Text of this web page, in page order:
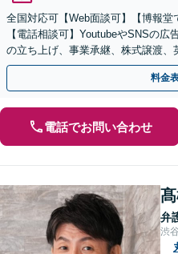
全国対応可【Web面談可】【博報堂
【電話相談可】YoutubeやSNSの
の立ち上げ、事業承継、株式譲渡
ー・ドラフトなどに対応。
料金
電話でお問い合わせ
弁
渋